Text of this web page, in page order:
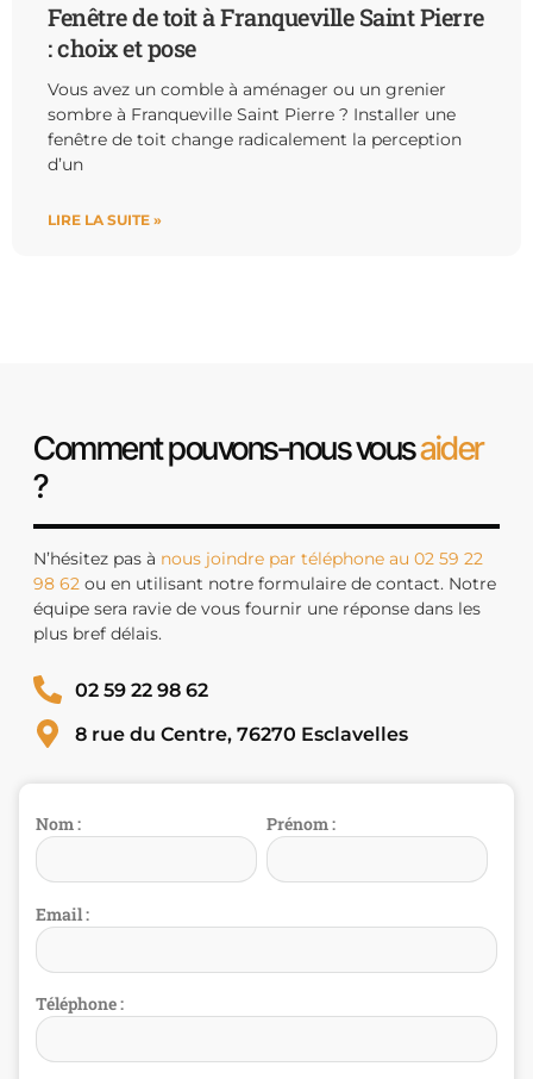
Fenêtre de toit à Franqueville Saint Pierre
: choix et pose
Vous avez un comble à aménager ou un grenier
sombre à Franqueville Saint Pierre ? Installer une
fenêtre de toit change radicalement la perception
d’un
LIRE LA SUITE »
Comment pouvons-nous vousaider
?
N’hésitez pas à nous joindre par téléphone au 02 59 22
98 62 ou en utilisant notre formulaire de contact. Notre
équipe sera ravie de vous fournir une réponse dans les
plus bref délais.
02 59 22 98 62
8 rue du Centre, 76270 Esclavelles
Nom : Prénom :
Email :
Téléphone :